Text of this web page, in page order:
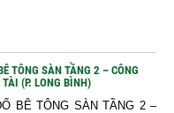
TÔNG SÀN TẦNG 2 – CÔNG
(P. LONG BÌNH)
BÊ TÔNG SÀN TẦNG 2 –